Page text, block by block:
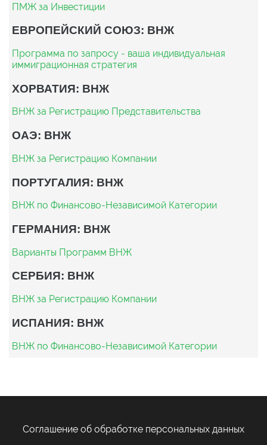
ПМЖ за Инвестиции
ЕВРОПЕЙСКИЙ СОЮЗ: ВНЖ
Программа по запросу - ваша индивидуальная
иммиграционная стратегия
ХОРВАТИЯ: ВНЖ
ВНЖ за Регистрацию Представительства
ОАЭ: ВНЖ
ВНЖ за Регистрацию Компании
ПОРТУГАЛИЯ: ВНЖ
ВНЖ по Финансово-Независимой Категории
ГЕРМАНИЯ: ВНЖ
Варианты Программ ВНЖ
СЕРБИЯ: ВНЖ
ВНЖ за Регистрацию Компании
ИСПАНИЯ: ВНЖ
ВНЖ по Финансово-Независимой Категории
Соглашение об обработке персональных данных